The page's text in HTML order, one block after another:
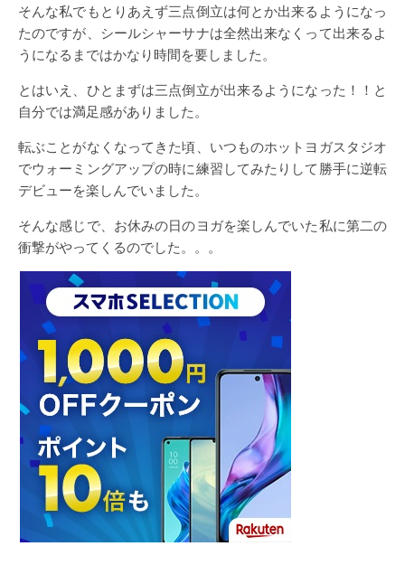
そんな私でもとりあえず三点倒立は何とか出来るようになっ
たのですが、シールシャーサナは全然出来なくって出来るよ
うになるまではかなり時間を要しました。
とはいえ、ひとまずは三点倒立が出来るようになった！！と
自分では満足感がありました。
転ぶことがなくなってきた頃、いつものホットヨガスタジオ
でウォーミングアップの時に練習してみたりして勝手に逆転
デビューを楽しんでいました。
そんな感じで、お休みの日のヨガを楽しんでいた私に第二の
衝撃がやってくるのでした。。。